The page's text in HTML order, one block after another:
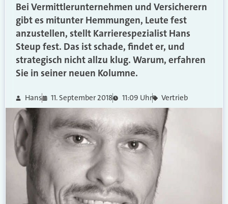
Bei Vermittlerunternehmen und Versicherern
gibt es mitunter Hemmungen, Leute fest
anzustellen, stellt Karrierespezialist Hans
Steup fest. Das ist schade, findet er, und
strategisch nicht allzu klug. Warum, erfahren
Sie in seiner neuen Kolumne.
Hans 11. September 2018 11:09 Uhr Vertrieb